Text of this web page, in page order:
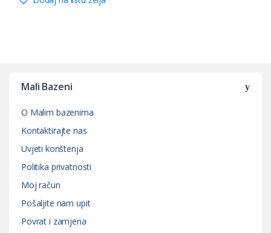
Mali Bazeni
O Malim bazenima
Kontaktirajte nas
Uvjeti korištenja
Politika privatnosti
Moj račun
Pošaljite nam upit
Povrat i zamjena